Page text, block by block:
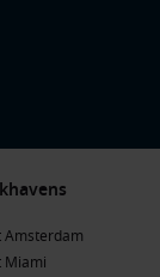
Amsterdam
Miami